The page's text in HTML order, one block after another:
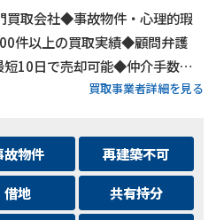
取会社◆事故物件・心理的瑕
件以上の買取実績◆顧問弁護
10日で売却可能◆仲介手数
物撤去費用も無料◆リースバック
料
買取事業者詳細を見る
故物件
再建築不可
借地
共有持分